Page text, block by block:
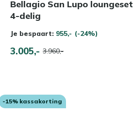
Bellagio San Lupo loungeset
4-delig
Je bespaart: 955,- (-24%)
3.005,- 3.960,-
-15% kassakorting